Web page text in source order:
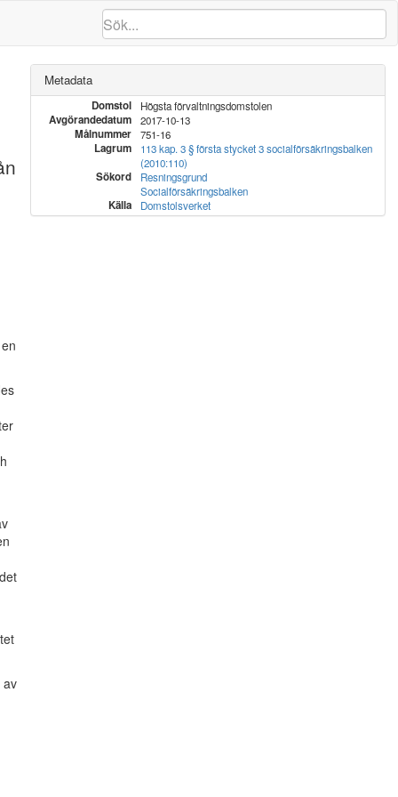
av
Metadata
Domstol Högsta förvaltningsdomstolen
Avgörandedatum 2017-10-13
Målnummer 751-16
Lagrum
113 kap. 3 § första stycket 3 socialförsäkringsbalken
(2010:110)
Sökord
Resningsgrund
Socialförsäkringsbalken
Källa Domstolsverket